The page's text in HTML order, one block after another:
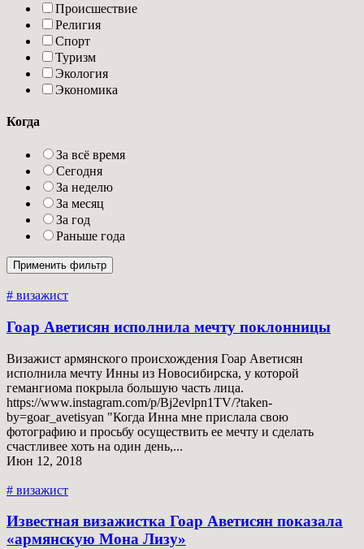
Происшествие
Религия
Спорт
Туризм
Экология
Экономика
Когда
За всё время
Сегодня
За неделю
За месяц
За год
Раньше года
# визажист
Гоар Аветисян исполнила мечту поклонницы
Визажист армянского происхождения Гоар Аветисян
исполнила мечту Инны из Новосибирска, у которой
гемангиома покрыла большую часть лица.
https://www.instagram.com/p/Bj2evlpn1TV/?taken-
by=goar_avetisyan "Когда Инна мне прислала свою
фотографию и просьбу осуществить ее мечту и сделать
счастливее хоть на один день,...
Июн 12, 2018
# визажист
Известная визажистка Гоар Аветисян показала
«армянскую Мона Лизу»